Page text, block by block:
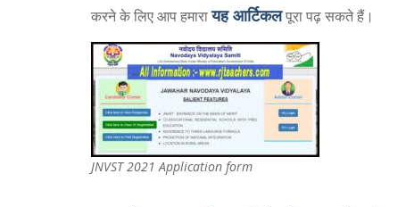
करने के लिए आप हमारायह आर्टिकलपूरा पढ़ सकते हैं।
JNVST 2021 Application form